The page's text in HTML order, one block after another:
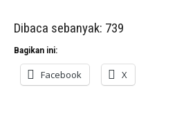
Dibaca sebanyak: 739
Bagikan ini:
Facebook X